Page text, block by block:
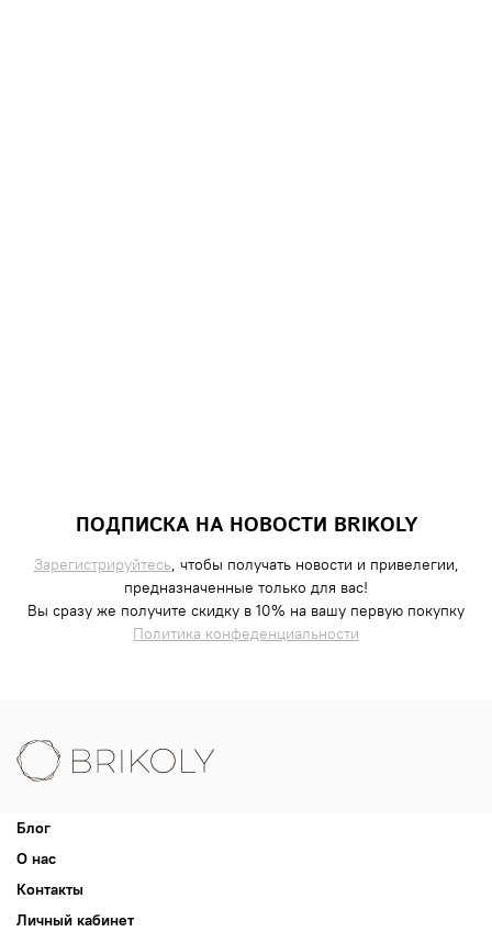
ПОДПИСКА НА НОВОСТИ BRIKOLY
Зарегистрируйтесь, чтобы получать новости и привелегии,
предназначенные только для вас!
Вы сразу же получите скидку в 10% на вашу первую покупку
Политика конфеденциальности
Блог
О нас
Контакты
Личный кабинет